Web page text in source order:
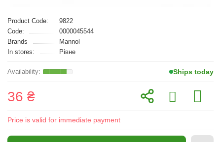
Product Code:
9822
Code:
0000045544
Brands
Mannol
In stores:
Рівне
Ships today
36 ₴
Price is valid for immediate payment